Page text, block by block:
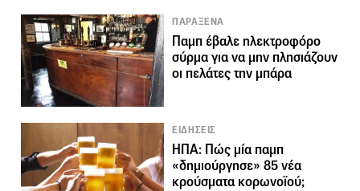
ΠΑΡΑΞΕΝΑ
Παμπ έβαλε ηλεκτροφόρο
σύρμα για να μην πλησιάζουν
οι πελάτες την μπάρα
ΕΙΔΗΣΕΙΣ
ΗΠΑ: Πώς μία παμπ
«δημιούργησε» 85 νέα
κρούσματα κορωνοϊού;